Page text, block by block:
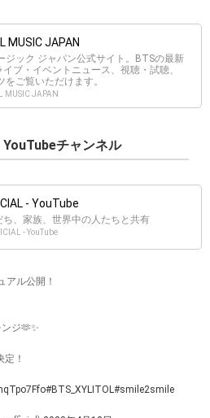
MUSIC JAPAN
ジック ジャパン公式サイト。BTSの最新
ブ・イベントニュース、視聴・試聴、
をご覧いただけます。
MUSIC JAPAN
チャンネル
- YouTube
、家族、世界中の人たちと共有
- YouTube
アル公開！
ジ🫶✨
！
#BTS_XYLITOL#smile2smile